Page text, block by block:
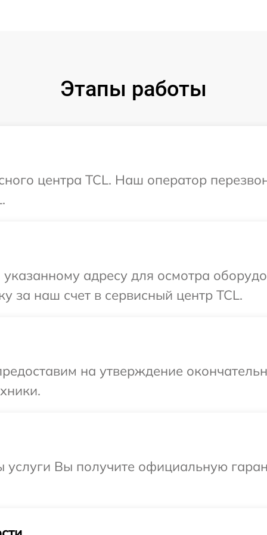
Этапы работы
центра TCL. Наш оператор
адресу для осмотра
за наш счет в сервисный центр TCL.
на утверждение
Вы получите официальную